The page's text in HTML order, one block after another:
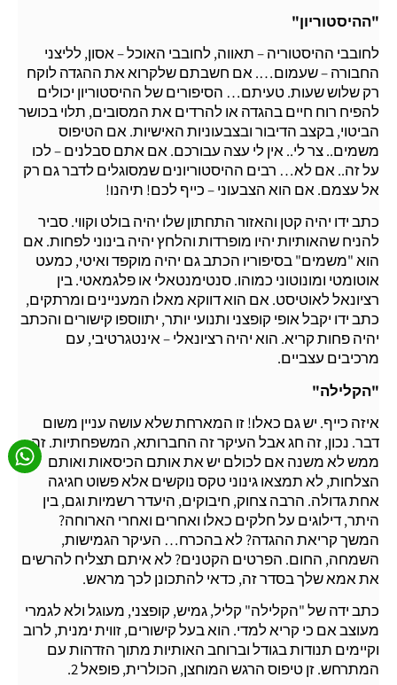
"ההיסטוריון"
לחובבי ההיסטוריה – תאווה, לחובבי האוכל – אסון, לליצני
החבורה – שעמום…. אם חשבתם שלקרוא את ההגדה לוקח
רק שלוש שעות. טעיתם… הסיפורים של ההיסטוריון יכולים
להפיח רוח חיים בהגדה או להרדים את המסובים, תלוי בכושר
הביטוי, בקצב הדיבור ובצבעוניות האישיות. אם הטיפוס
משמים.. צר לי.. אין לי עצה עבורכם. אם אתם סבלנים – לכו
על זה.. אם לא… רבים ההיסטוריונים שמסוגלים לדבר גם רק
אל עצמם. אם הוא הצבעוני – כייף לכם! תיהנו!
כתב ידו יהיה קטן והאזור התחתון שלו יהיה בולט וקווי. סביר
להניח שהאותיות יהיו מופרדות והלחץ יהיה בינוני לפחות. אם
הוא "משמים" בסיפוריו הכתב גם יהיה מוקפד ואיטי, כמעט
אוטומטי ומונוטוני כמוהו. סנטימנטאלי או פלגמאטי. בין
רציונאל לאוטיסט. אם הוא דווקא מאלו המעניינים ומרתקים,
כתב ידו יקבל אופי קופצני ותנועי יותר, יתווספו קישורים והכתב
יהיה פחות קריא. הוא יהיה רציונאלי – אינטגרטיבי, עם
מרכיבים עצביים.
"הקלילה"
איזה כייף. יש גם כאלו! זו המארחת שלא עושה עניין משום
דבר. נכון, זה חג אבל העיקר זה החברותא, המשפחתיות. זה
ממש לא משנה אם לכולם יש את אותם הכיסאות ואותם
הצלחות, לא תמצאו גינוני טקס נוקשים אלא פשוט חגיגה
אחת גדולה. הרבה צחוק, חיבוקים, היעדר רשמיות וגם, בין
היתר, דילוגים על חלקים כאלו ואחרים ואחרי הארוחה?
המשך קריאת ההגדה? לא בהכרח… העיקר הגמישות,
השמחה, החום. הפרטים הקטנים? לא איתם תצליח להרשים
את אמא שלך בסדר זה, כדאי להתכונן לכך מראש.
כתב ידה של "הקלילה" קליל, גמיש, קופצני, מעוגל ולא לגמרי
מעוצב אם כי קריא למדי. הוא בעל קישורים, זווית ימנית, לרוב
וקיימים תנודות בגודל וברוחב האותיות מתוך הזדהות עם
המתרחש. זן טיפוס הרגש המוחצן, הכולרית, פופאל 2.